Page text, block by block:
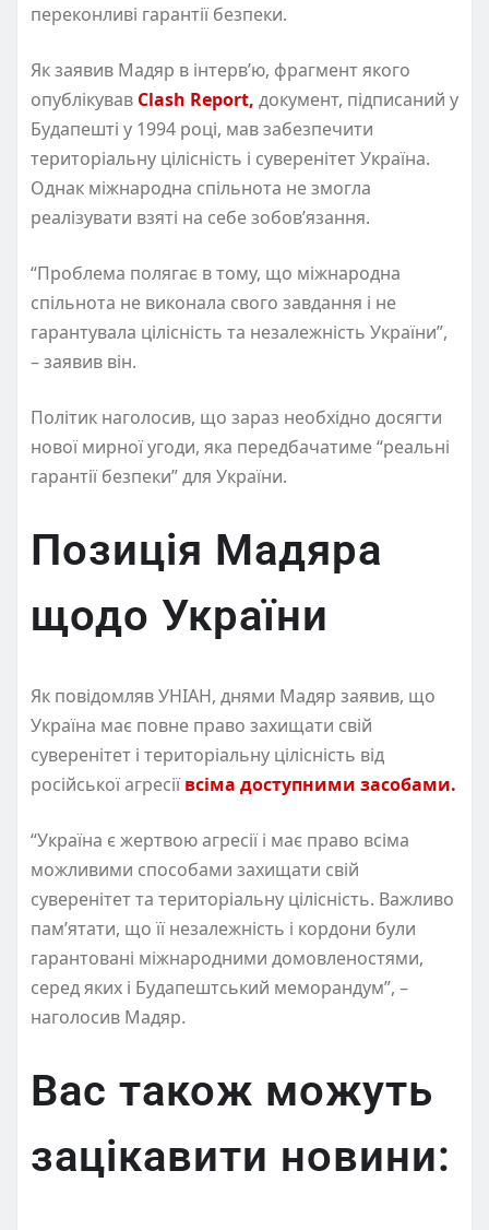
переконливі гарантії безпеки.
Як заявив Мадяр в інтервʼю, фрагмент якого
опублікував Clash Report, документ, підписаний у
Будапешті у 1994 році, мав забезпечити
територіальну цілісність і суверенітет Україна.
Однак міжнародна спільнота не змогла
реалізувати взяті на себе зобов’язання.
“Проблема полягає в тому, що міжнародна
спільнота не виконала свого завдання і не
гарантувала цілісність та незалежність України”,
– заявив він.
Політик наголосив, що зараз необхідно досягти
нової мирної угоди, яка передбачатиме “реальні
гарантії безпеки” для України.
Позиція Мадяра
щодо України
Як повідомляв УНІАН, днями Мадяр заявив, що
Україна має повне право захищати свій
суверенітет і територіальну цілісність від
російської агресії всіма доступними засобами.
“Україна є жертвою агресії і має право всіма
можливими способами захищати свій
суверенітет та територіальну цілісність. Важливо
пам’ятати, що її незалежність і кордони були
гарантовані міжнародними домовленостями,
серед яких і Будапештський меморандум”, –
наголосив Мадяр.
Вас також можуть
зацікавити новини: